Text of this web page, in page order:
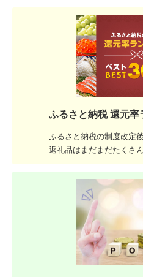
ふるさと納税 還元
ふるさと納税の制度改定
返礼品はまだまだたくさ